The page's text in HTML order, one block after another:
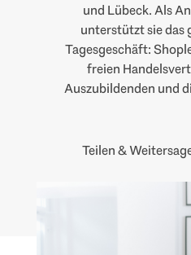
und Lübeck. Als
unterstützt sie das
Tagesgeschäft:
freien
Auszubildenden und
Teilen &